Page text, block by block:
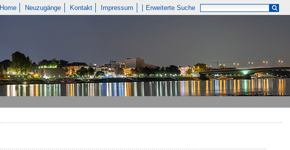
Home Neuzugänge Kontakt Impressum Erweiterte Suche